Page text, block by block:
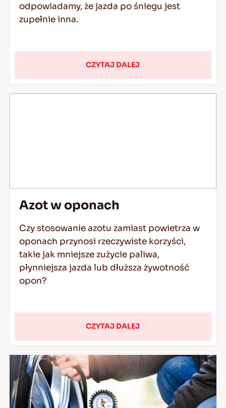
odpowiadamy, że jazda po śniegu jest
zupełnie inna.
CZYTAJ DALEJ
Azot w oponach
Czy stosowanie azotu zamiast powietrza w
oponach przynosi rzeczywiste korzyści,
takie jak mniejsze zużycie paliwa,
płynniejsza jazda lub dłuższa żywotność
opon?
CZYTAJ DALEJ